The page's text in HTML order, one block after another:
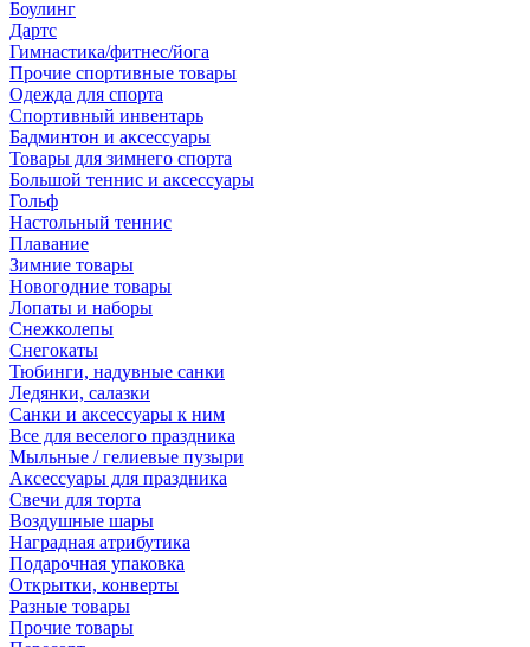
Боулинг
Дартс
Гимнастика/фитнес/йога
Прочие спортивные товары
Одежда для спорта
Спортивный инвентарь
Бадминтон и аксессуары
Товары для зимнего спорта
Большой теннис и аксессуары
Гольф
Настольный теннис
Плавание
Зимние товары
Новогодние товары
Лопаты и наборы
Снежколепы
Снегокаты
Тюбинги, надувные санки
Ледянки, салазки
Санки и аксессуары к ним
Все для веселого праздника
Мыльные / гелиевые пузыри
Аксессуары для праздника
Свечи для торта
Воздушные шары
Наградная атрибутика
Подарочная упаковка
Открытки, конверты
Разные товары
Прочие товары